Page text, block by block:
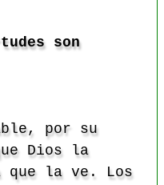
son
por su
Dios la
que la ve. Los